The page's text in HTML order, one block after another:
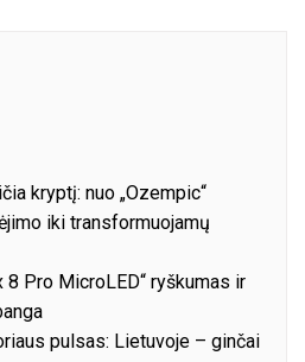
kryptį: nuo „Ozempic“
iki transformuojamų
8 Pro MicroLED“ ryškumas ir
pulsas: Lietuvoje – ginčai